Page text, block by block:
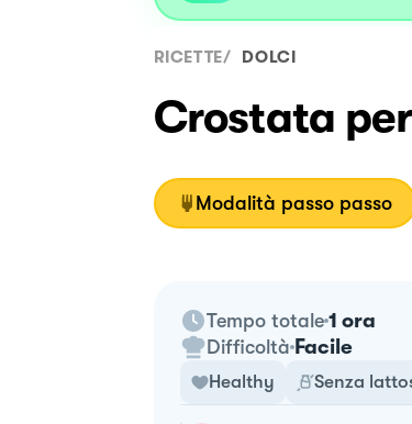
RICETTE/ DOLCI
Crostata
Modalità passo passo
Tempo totale 1 ora
Difficoltà Facile
Healthy Senza